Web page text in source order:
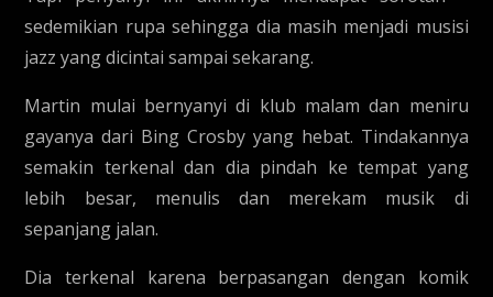
sedemikian rupa sehingga dia masih menjadi musisi
jazz yang dicintai sampai sekarang.
Martin mulai bernyanyi di klub malam dan meniru
gayanya dari Bing Crosby yang hebat. Tindakannya
semakin terkenal dan dia pindah ke tempat yang
lebih besar, menulis dan merekam musik di
sepanjang jalan.
Dia terkenal karena berpasangan dengan komik